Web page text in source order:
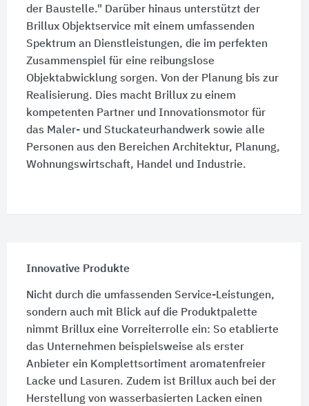
der Baustelle." Darüber hinaus unterstützt der
Brillux Objektservice mit einem umfassenden
Spektrum an Dienstleistungen, die im perfekten
Zusammenspiel für eine reibungslose
Objektabwicklung sorgen. Von der Planung bis zur
Realisierung. Dies macht Brillux zu einem
kompetenten Partner und Innovationsmotor für
das Maler- und Stuckateurhandwerk sowie alle
Personen aus den Bereichen Architektur, Planung,
Wohnungswirtschaft, Handel und Industrie.
Innovative Produkte
Nicht durch die umfassenden Service-Leistungen,
sondern auch mit Blick auf die Produktpalette
nimmt Brillux eine Vorreiterrolle ein: So etablierte
das Unternehmen beispielsweise als erster
Anbieter ein Komplettsortiment aromatenfreier
Lacke und Lasuren. Zudem ist Brillux auch bei der
Herstellung von wasserbasierten Lacken einen